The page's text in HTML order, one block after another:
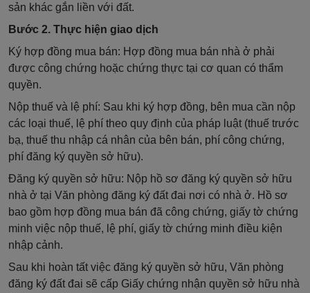
sản khác gắn liền với đất.
Bước 2. Thực hiện giao dịch
Ký hợp đồng mua bán: Hợp đồng mua bán nhà ở phải
được công chứng hoặc chứng thực tại cơ quan có thẩm
quyền.
Nộp thuế và lệ phí: Sau khi ký hợp đồng, bên mua cần nộp
các loại thuế, lệ phí theo quy định của pháp luật (thuế trước
bạ, thuế thu nhập cá nhân của bên bán, phí công chứng,
phí đăng ký quyền sở hữu).
Đăng ký quyền sở hữu: Nộp hồ sơ đăng ký quyền sở hữu
nhà ở tại Văn phòng đăng ký đất đai nơi có nhà ở. Hồ sơ
bao gồm hợp đồng mua bán đã công chứng, giấy tờ chứng
minh việc nộp thuế, lệ phí, giấy tờ chứng minh điều kiện
nhập cảnh.
Sau khi hoàn tất việc đăng ký quyền sở hữu, Văn phòng
đăng ký đất đai sẽ cấp Giấy chứng nhận quyền sở hữu nhà